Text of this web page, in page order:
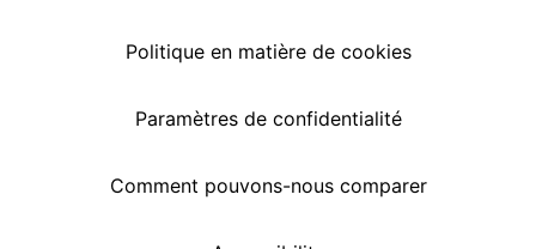
Politique en matière de cookies
Paramètres de confidentialité
Comment pouvons-nous comparer